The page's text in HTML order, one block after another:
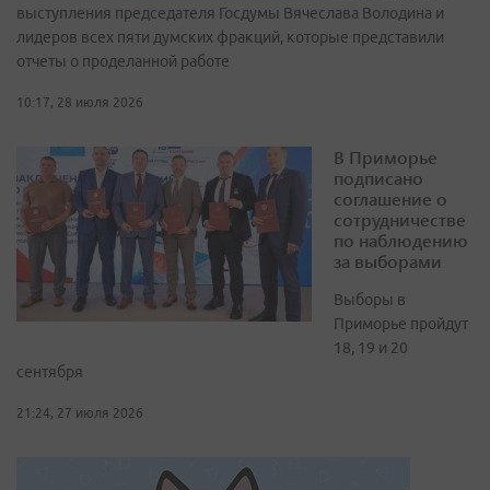
выступления председателя Госдумы Вячеслава Володина и
лидеров всех пяти думских фракций, которые представили
отчеты о проделанной работе
10:17, 28 июля 2026
В Приморье
подписано
соглашение о
сотрудничестве
по наблюдению
за выборами
Выборы в
Приморье пройдут
18, 19 и 20
сентября
21:24, 27 июля 2026